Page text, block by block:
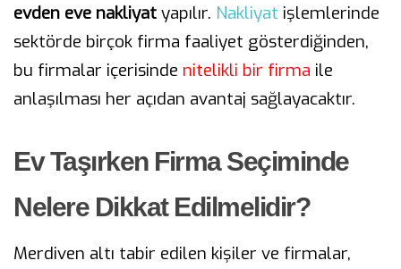
evden eve nakliyat yapılır. Nakliyat işlemlerinde
sektörde birçok firma faaliyet gösterdiğinden,
bu firmalar içerisinde nitelikli bir firma ile
anlaşılması her açıdan avantaj sağlayacaktır.
Ev Taşırken Firma Seçiminde
Nelere Dikkat Edilmelidir?
Merdiven altı tabir edilen kişiler ve firmalar,